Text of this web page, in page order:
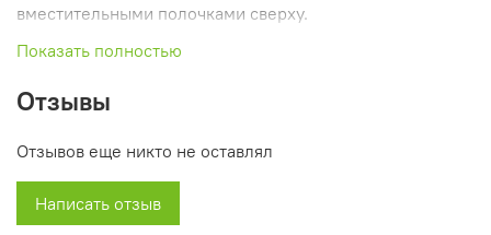
вместительными полочками сверху.
Внизу имеется отделение с двумя запираемыми
Представленный шкаф окрашен качественной
импортной порошковой краской.
- Ширина: 800 миллиметров
Показать полностью
Отзывы
Отзывов еще никто не оставлял
Написать отзыв